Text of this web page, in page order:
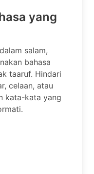
yang
salam,
bahasa
taaruf. Hindari
celaan, atau
kata-kata yang